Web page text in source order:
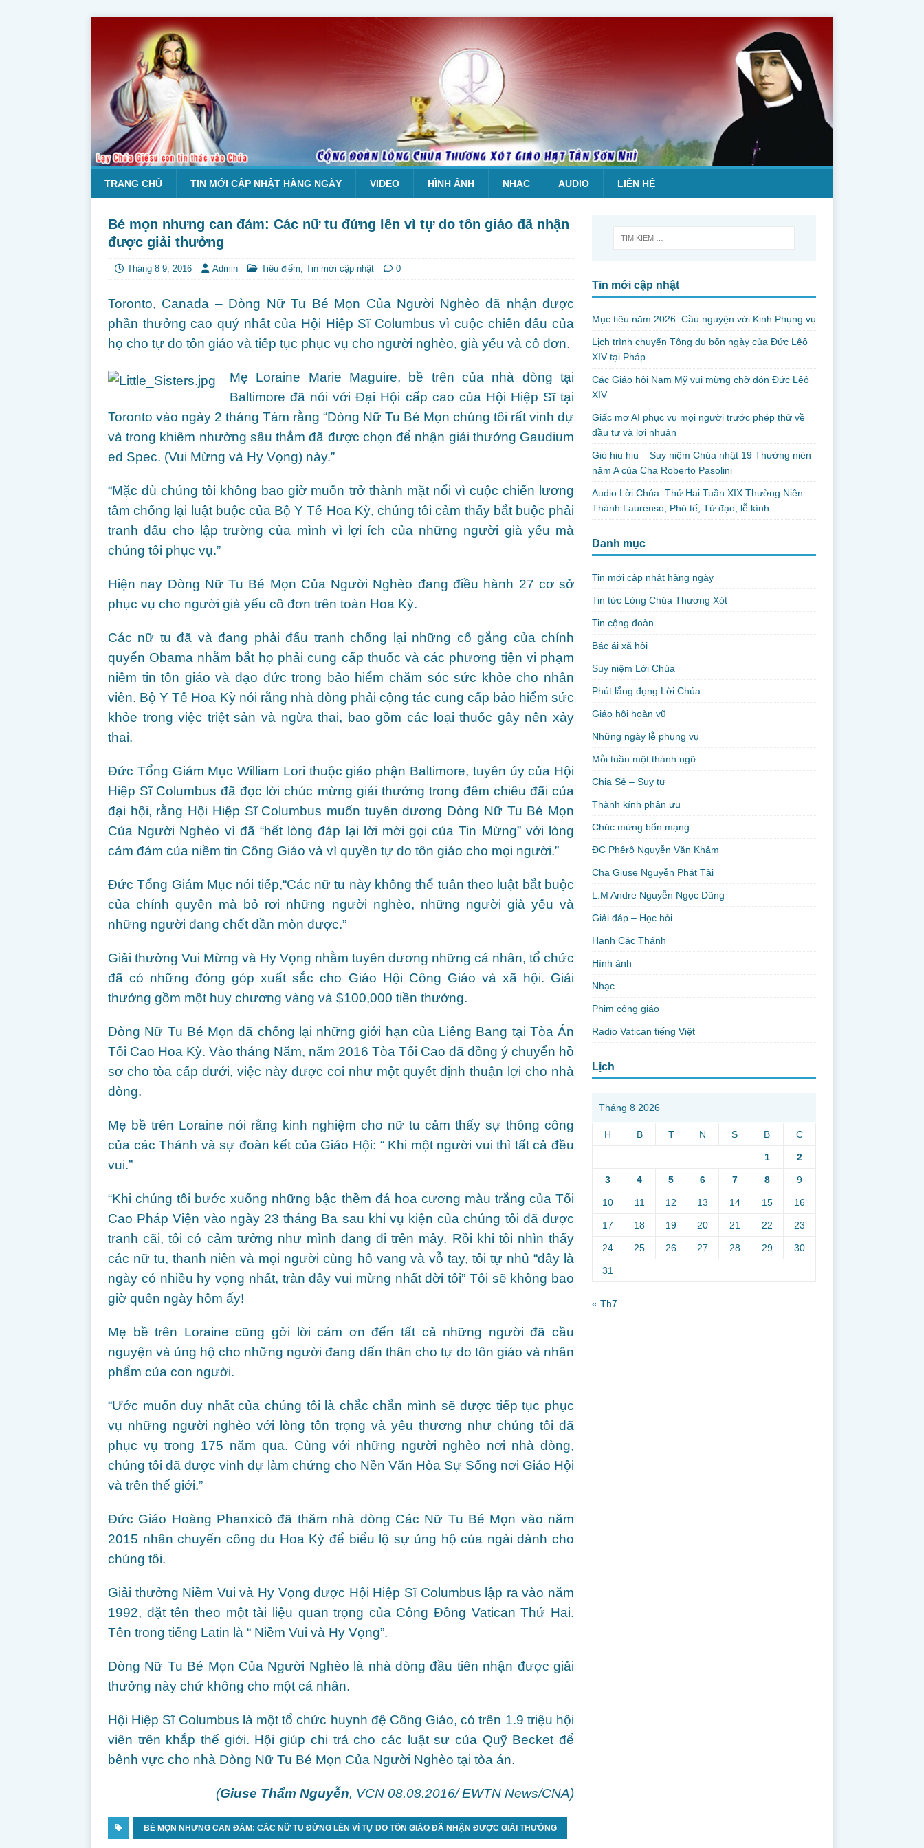
TRANG CHỦ TIN MỚI CẬP NHẬT HÀNG NGÀY VIDEO HÌNH ẢNH NHẠC AUDIO LIÊN HỆ
Bé mọn nhưng can đảm: Các nữ tu đứng lên vì tự do tôn giáo đã nhận
được giải thưởng
Tháng 8 9, 2016 Admin Tiêu điểm, Tin mới cập nhật 0
Toronto, Canada – Dòng Nữ Tu Bé Mọn Của Người Nghèo đã nhận được
phần thưởng cao quý nhất của Hội Hiệp Sĩ Columbus vì cuộc chiến đấu của
họ cho tự do tôn giáo và tiếp tục phục vụ cho người nghèo, già yếu và cô đơn.
Mẹ Loraine Marie Maguire, bề trên của nhà dòng tại
Baltimore đã nói với Đại Hội cấp cao của Hội Hiệp Sĩ tại
Toronto vào ngày 2 tháng Tám rằng “Dòng Nữ Tu Bé Mọn chúng tôi rất vinh dự
và trong khiêm nhường sâu thẳm đã được chọn để nhận giải thưởng Gaudium
ed Spec. (Vui Mừng và Hy Vọng) này.”
“Mặc dù chúng tôi không bao giờ muốn trở thành mặt nổi vì cuộc chiến lương
tâm chống lại luật buộc của Bộ Y Tế Hoa Kỳ, chúng tôi cảm thấy bắt buộc phải
tranh đấu cho lập trường của mình vì lợi ích của những người già yếu mà
chúng tôi phục vụ.”
Hiện nay Dòng Nữ Tu Bé Mọn Của Người Nghèo đang điều hành 27 cơ sở
phục vụ cho người già yếu cô đơn trên toàn Hoa Kỳ.
Các nữ tu đã và đang phải đấu tranh chống lại những cố gắng của chính
quyển Obama nhằm bắt họ phải cung cấp thuốc và các phương tiện vi phạm
niềm tin tôn giáo và đạo đức trong bảo hiểm chăm sóc sức khỏe cho nhân
viên. Bộ Y Tế Hoa Kỳ nói rằng nhà dòng phải cộng tác cung cấp bảo hiểm sức
khỏe trong việc triệt sản và ngừa thai, bao gồm các loại thuốc gây nên xảy
thai.
Đức Tổng Giám Mục William Lori thuộc giáo phận Baltimore, tuyên úy của Hội
Hiệp Sĩ Columbus đã đọc lời chúc mừng giải thưởng trong đêm chiêu đãi của
đại hội, rằng Hội Hiệp Sĩ Columbus muốn tuyên dương Dòng Nữ Tu Bé Mọn
Của Người Nghèo vì đã “hết lòng đáp lại lời mời gọi của Tin Mừng” với lòng
cảm đảm của niềm tin Công Giáo và vì quyền tự do tôn giáo cho mọi người.”
Đức Tổng Giám Mục nói tiếp,“Các nữ tu này không thể tuân theo luật bắt buộc
của chính quyền mà bỏ rơi những người nghèo, những người già yếu và
những người đang chết dần mòn được.”
Giải thưởng Vui Mừng và Hy Vọng nhằm tuyên dương những cá nhân, tổ chức
đã có những đóng góp xuất sắc cho Giáo Hội Công Giáo và xã hội. Giải
thưởng gồm một huy chương vàng và $100,000 tiền thưởng.
Dòng Nữ Tu Bé Mọn đã chống lại những giới hạn của Liêng Bang tại Tòa Án
Tối Cao Hoa Kỳ. Vào tháng Năm, năm 2016 Tòa Tối Cao đã đồng ý chuyển hồ
sơ cho tòa cấp dưới, việc này được coi như một quyết định thuận lợi cho nhà
dòng.
Mẹ bề trên Loraine nói rằng kinh nghiệm cho nữ tu cảm thấy sự thông công
của các Thánh và sự đoàn kết của Giáo Hội: “ Khi một người vui thì tất cả đều
vui.”
“Khi chúng tôi bước xuống những bậc thềm đá hoa cương màu trắng của Tối
Cao Pháp Viện vào ngày 23 tháng Ba sau khi vụ kiện của chúng tôi đã được
tranh cãi, tôi có cảm tưởng như mình đang đi trên mây. Rồi khi tôi nhìn thấy
các nữ tu, thanh niên và mọi người cùng hô vang và vỗ tay, tôi tự nhủ “đây là
ngày có nhiều hy vọng nhất, tràn đầy vui mừng nhất đời tôi” Tôi sẽ không bao
giờ quên ngày hôm ấy!
Mẹ bề trên Loraine cũng gởi lời cám ơn đến tất cả những người đã cầu
nguyện và ủng hộ cho những người đang dấn thân cho tự do tôn giáo và nhân
phẩm của con người.
“Ước muốn duy nhất của chúng tôi là chắc chắn mình sẽ được tiếp tục phục
vụ những người nghèo với lòng tôn trọng và yêu thương như chúng tôi đã
phục vụ trong 175 năm qua. Cùng với những người nghèo nơi nhà dòng,
chúng tôi đã được vinh dự làm chứng cho Nền Văn Hòa Sự Sống nơi Giáo Hội
và trên thế giới.”
Đức Giáo Hoàng Phanxicô đã thăm nhà dòng Các Nữ Tu Bé Mọn vào năm
2015 nhân chuyến công du Hoa Kỳ để biểu lộ sự ủng hộ của ngài dành cho
chúng tôi.
Giải thưởng Niềm Vui và Hy Vọng được Hội Hiệp Sĩ Columbus lập ra vào năm
1992, đặt tên theo một tài liệu quan trọng của Công Đồng Vatican Thứ Hai.
Tên trong tiếng Latin là “ Niềm Vui và Hy Vọng”.
Dòng Nữ Tu Bé Mọn Của Người Nghèo là nhà dòng đầu tiên nhận được giải
thưởng này chứ không cho một cá nhân.
Hội Hiệp Sĩ Columbus là một tổ chức huynh đệ Công Giáo, có trên 1.9 triệu hội
viên trên khắp thế giới. Hội giúp chi trả cho các luật sư của Quỹ Becket để
bênh vực cho nhà Dòng Nữ Tu Bé Mọn Của Người Nghèo tại tòa án.
(Giuse Thẩm Nguyễn, VCN 08.08.2016/ EWTN News/CNA)
BÉ MỌN NHƯNG CAN ĐẢM: CÁC NỮ TU ĐỨNG LÊN VÌ TỰ DO TÔN GIÁO ĐÃ NHẬN ĐƯỢC GIẢI THƯỞNG
Tin mới cập nhật
Mục tiêu năm 2026: Cầu nguyện với Kinh Phụng vụ
Lịch trình chuyến Tông du bốn ngày của Đức Lêô
XIV tại Pháp
Các Giáo hội Nam Mỹ vui mừng chờ đón Đức Lêô
XIV
Giấc mơ AI phục vụ mọi người trước phép thử về
đầu tư và lợi nhuận
Gió hiu hiu – Suy niệm Chúa nhật 19 Thường niên
năm A của Cha Roberto Pasolini
Audio Lời Chúa: Thứ Hai Tuần XIX Thường Niên –
Thánh Laurenso, Phó tế, Tử đạo, lễ kính
Danh mục
Tin mới cập nhật hàng ngày
Tin tức Lòng Chúa Thương Xót
Tin cộng đoàn
Bác ái xã hội
Suy niệm Lời Chúa
Phút lắng đọng Lời Chúa
Giáo hội hoàn vũ
Những ngày lễ phụng vụ
Mỗi tuần một thành ngữ
Chia Sẻ – Suy tư
Thành kính phân ưu
Chúc mừng bổn mạng
ĐC Phêrô Nguyễn Văn Khảm
Cha Giuse Nguyễn Phát Tài
L.M Andre Nguyễn Ngọc Dũng
Giải đáp – Học hỏi
Hạnh Các Thánh
Hình ảnh
Nhạc
Phim công giáo
Radio Vatican tiếng Việt
Lịch
Tháng 8 2026
H B T N S B C
1 2
3 4 5 6 7 8 9
10 11 12 13 14 15 16
17 18 19 20 21 22 23
24 25 26 27 28 29 30
31
« Th7